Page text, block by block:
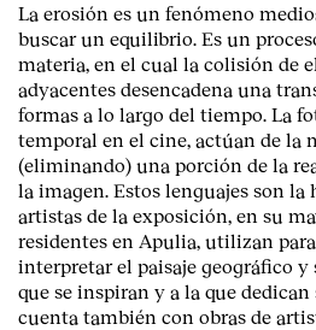
La erosión es un fenómeno
buscar un equilibrio. Es un
materia, en el cual la colisión de
adyacentes desencadena una
formas a lo largo del tiempo. La
temporal en el cine, actúan de la
(eliminando) una porción de la
la imagen. Estos lenguajes son la
artistas de la exposición, en su
residentes en Apulia, utilizan
interpretar el paisaje geográfico y
que se inspiran y a la que dedican
cuenta también con obras de